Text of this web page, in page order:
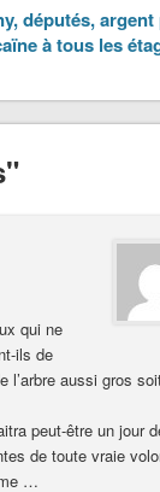
députés,
à tous les
qui ne
ils de
l’arbre aussi gros
peut-être un jour
de toute vraie
…